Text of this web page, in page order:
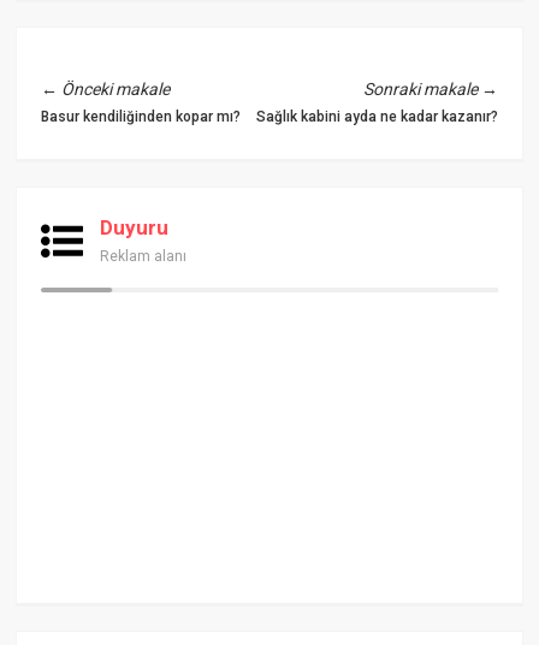
← Önceki makale
Basur kendiliğinden kopar mı?
Sonraki makale→
Sağlık kabini ayda ne kadar kazanır?
Duyuru
Reklam alanı